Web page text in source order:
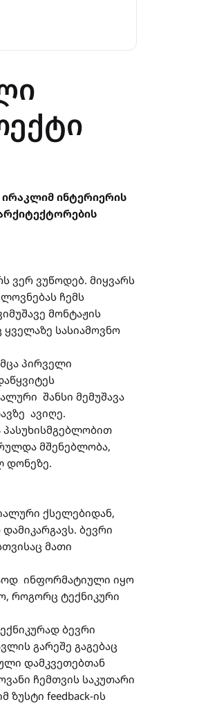
ინტერიერის
ვერ ვუწოდებ. მიყვარს
ჩემს
მონტაჟის
სასიამოვნო
პირველი
შანსი მემუშავა
ავიღე.
მშენებლობა,
დონეზე.
ქსელებიდან,
ბევრი
მათი
ინფორმატიული იყო
როგორც ტექნიკური
ბევრი
გარეშე გაგებაც
დამკვეთებთან
ჩემთვის საკუთარი
ზუსტი feedback-ის